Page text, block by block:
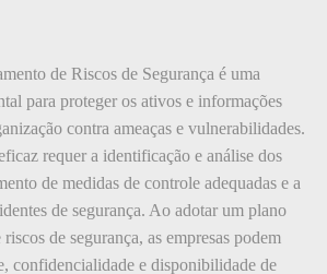
de Riscos de Segurança é uma
para proteger os ativos e informações
contra ameaças e vulnerabilidades.
requer a identificação e análise dos
de medidas de controle adequadas e a
de segurança. Ao adotar um plano
de segurança, as empresas podem
confidencialidade e disponibilidade de